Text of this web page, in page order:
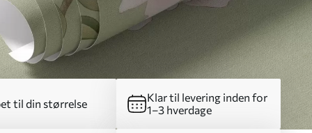
til din størrelse
Klar til levering inden for
1–3 hverdage